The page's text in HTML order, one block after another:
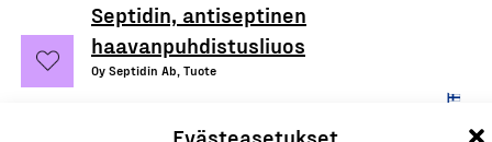
Evästeasetukset
Septidin, antiseptinen
haavanpuhdistusliuos
Oy Septidin Ab, Tuote